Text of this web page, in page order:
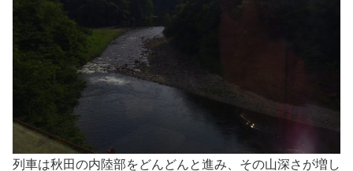
列車は秋田の内陸部をどんどんと進み、その山深さが増し